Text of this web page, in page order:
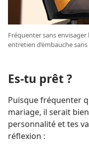
Fréquenter sans envisager
entretien d’embauche
Es-tu prêt ?
Puisque fréquenter
mariage, il serait
personnalité et tes
réflexion :